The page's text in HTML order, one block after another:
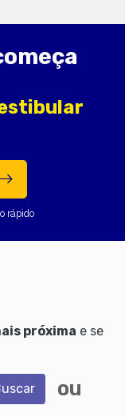
rápido
próxima e se
ou